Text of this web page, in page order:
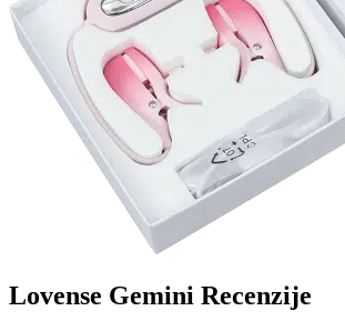
Lovense Gemini Recenzije